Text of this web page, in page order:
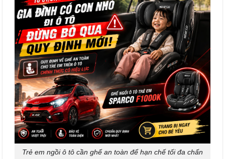
Trẻ em ngồi ô tô cần ghế an toàn để hạn chế tối đa chấn